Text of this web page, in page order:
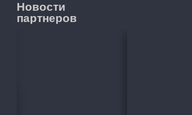
Новости
партнеров